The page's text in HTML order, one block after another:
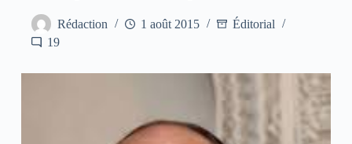
Rédaction 1 août 2015
Éditorial
19